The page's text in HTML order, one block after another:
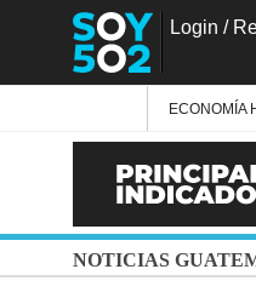
Login /
ECONOMÍA
NOTICIAS